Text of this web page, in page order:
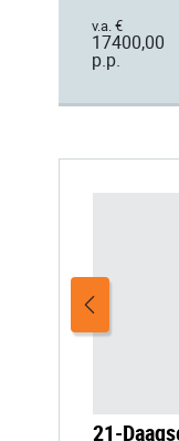
v.a. €
17400,00
p.p.
21-